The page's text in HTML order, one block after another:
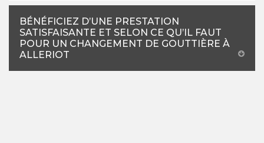
BÉNÉFICIEZ D’UNE PRESTATION
SATISFAISANTE ET SELON CE QU’IL FAUT
POUR UN CHANGEMENT DE GOUTTIÈRE À
ALLERIOT